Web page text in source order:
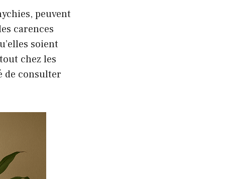
peuvent
carences
soient
chez les
de consulter